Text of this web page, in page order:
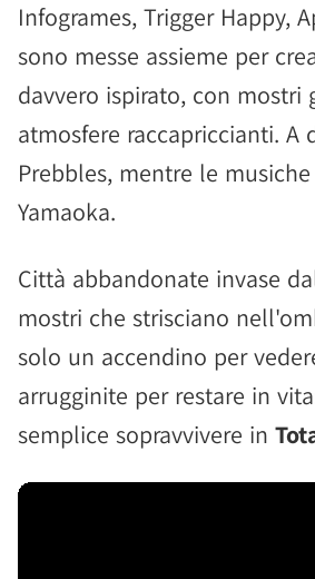
Infogrames, Trigger Happy,
sono messe assieme per
davvero ispirato, con mostri
atmosfere raccapriccianti. A
Prebbles, mentre le
Yamaoka.
Città abbandonate invase
mostri che strisciano
solo un accendino per
arrugginite per restare in
semplice sopravvivere in